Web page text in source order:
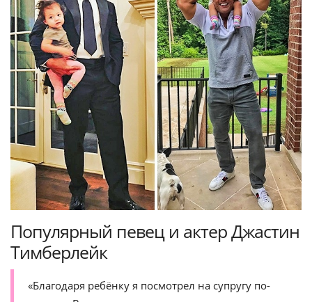
Популярный певец и актер Джастин
Тимберлейк
«Благодаря ребёнку я посмотрел на супругу по-